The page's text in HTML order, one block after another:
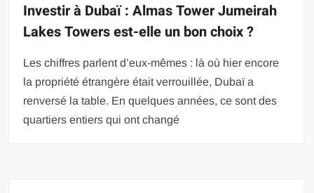
Investir à Dubaï : Almas Tower Jumeirah
Lakes Towers est-elle un bon choix ?
Les chiffres parlent d’eux-mêmes : là où hier encore
la propriété étrangère était verrouillée, Dubaï a
renversé la table. En quelques années, ce sont des
quartiers entiers qui ont changé